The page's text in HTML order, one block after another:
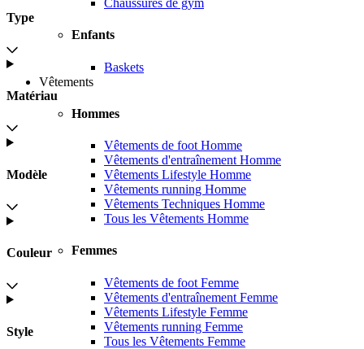
Chaussures de gym
Enfants
Baskets
Vêtements
Hommes
Vêtements de foot Homme
Vêtements d'entraînement Homme
Vêtements Lifestyle Homme
Vêtements running Homme
Vêtements Techniques Homme
Tous les Vêtements Homme
Femmes
Vêtements de foot Femme
Vêtements d'entraînement Femme
Vêtements Lifestyle Femme
Vêtements running Femme
Tous les Vêtements Femme
Type
Matériau
Modèle
Couleur
Style